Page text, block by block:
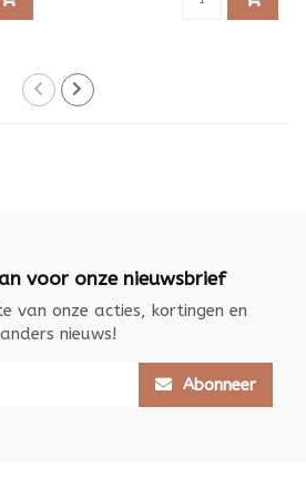
voor onze nieuwsbrief
van onze acties, kortingen en
anders nieuws!
Abonneer